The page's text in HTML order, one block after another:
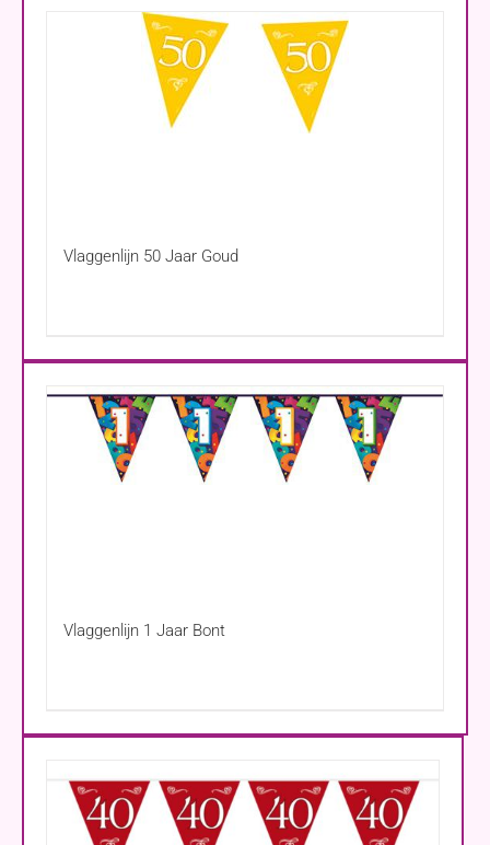
Vlaggenlijn 50 Jaar Goud
Vlaggenlijn 1 Jaar Bont